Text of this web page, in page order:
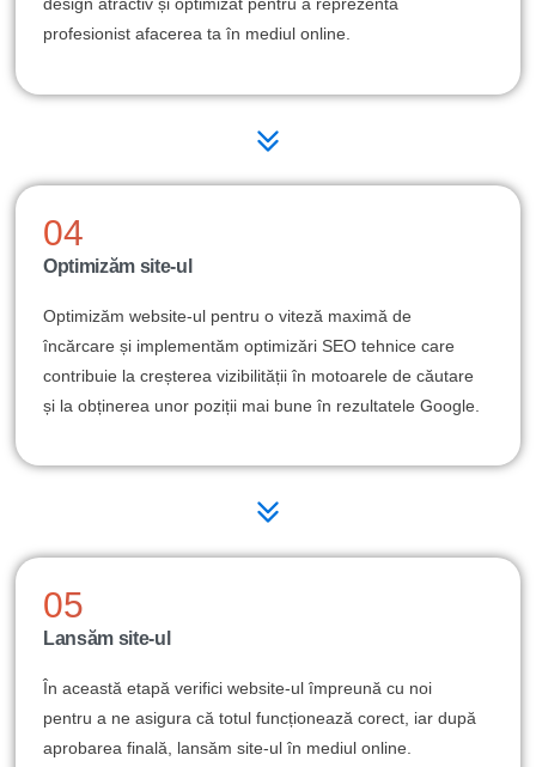
profesionist afacerea ta în mediul online.
04
Optimizăm site-ul
Optimizăm website-ul pentru o viteză maximă de
încărcare și implementăm optimizări SEO tehnice care
contribuie la creșterea vizibilității în motoarele de căutare
și la obținerea unor poziții mai bune în rezultatele Google.
05
Lansăm site-ul
În această etapă verifici website-ul împreună cu noi
pentru a ne asigura că totul funcționează corect, iar după
aprobarea finală, lansăm site-ul în mediul online.